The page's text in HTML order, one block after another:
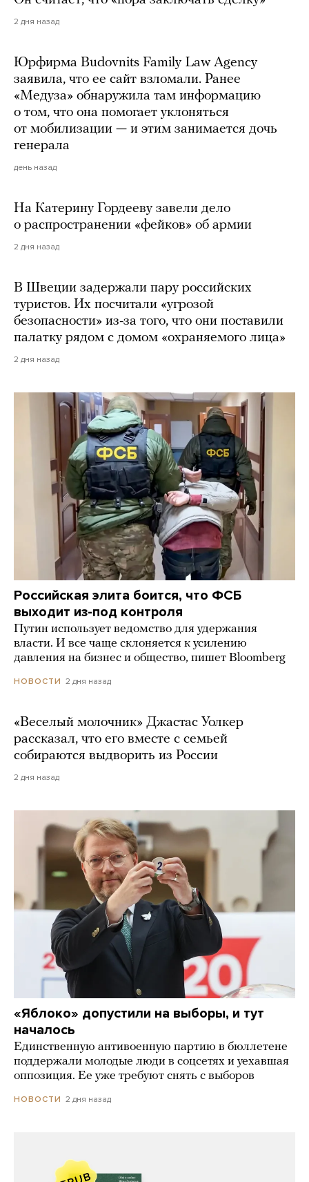
2 дня назад
Юрфирма Budovnits Family Law Agency
заявила, что ее сайт взломали. Ранее
«Медуза» обнаружила там информацию
о том, что она помогает уклоняться
от мобилизации — и этим занимается дочь
генерала
день назад
На Катерину Гордееву завели дело
о распространении «фейков» об армии
2 дня назад
В Швеции задержали пару российских
туристов. Их посчитали «угрозой
безопасности» из-за того, что они поставили
палатку рядом с домом «охраняемого лица»
2 дня назад
Российская элита боится, что ФСБ
выходит из-под контроля
Путин использует ведомство для удержания
власти. И все чаще склоняется к усилению
давления на бизнес и общество, пишет Bloomberg
НОВОСТИ 2 дня назад
«Веселый молочник» Джастас Уолкер
рассказал, что его вместе с семьей
собираются выдворить из России
2 дня назад
«Яблоко» допустили на выборы, и тут
началось
Единственную антивоенную партию в бюллетене
поддержали молодые люди в соцсетях и уехавшая
оппозиция. Ее уже требуют снять с выборов
НОВОСТИ 2 дня назад